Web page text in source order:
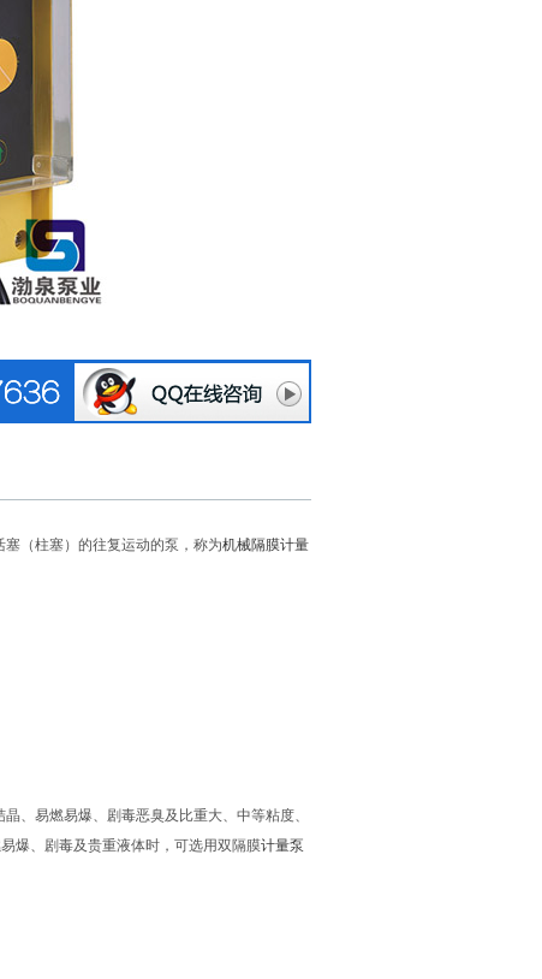
（柱塞）的往复运动的泵，称为机械隔膜计量
、易燃易爆、剧毒恶臭及比重大、中等粘度、
爆、剧毒及贵重液体时，可选用双隔膜计量泵